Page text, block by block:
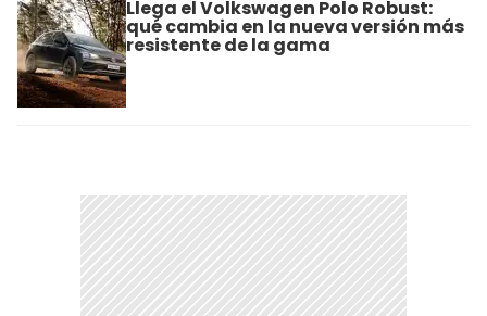
Llega el Volkswagen Polo Robust:
qué cambia en la nueva versión más
resistente de la gama